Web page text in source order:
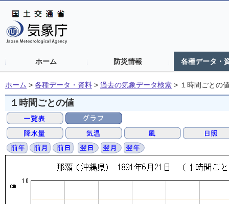
ホーム 防災情報 各種データ・
ホーム > 各種データ・資料 > 過去の気象データ検索 > １時間ごとの
１時間ごとの値